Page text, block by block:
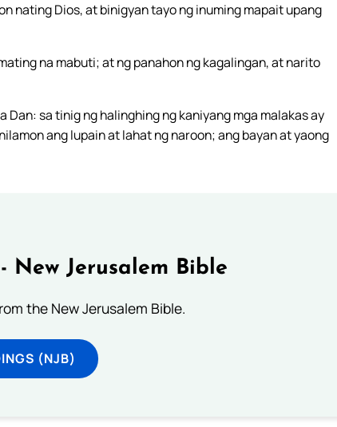
nating Dios, at binigyan tayo ng inuming mapait upang
na mabuti; at ng panahon ng kagalingan, at narito
sa tinig ng halinghing ng kaniyang mga malakas ay
ang lupain at lahat ng naroon; ang bayan at yaong
New Jerusalem Bible
the New Jerusalem Bible.
(NJB)